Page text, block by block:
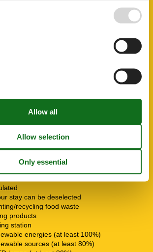
stay can be deselected
recycling food waste
products
station
energies (at least 100%)
sources (at least 80%)